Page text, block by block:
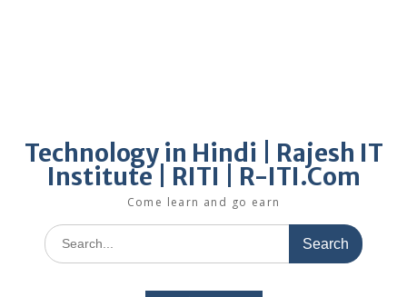
Technology in Hindi | Rajesh IT
Institute | RITI | R-ITI.Com
Come learn and go earn
Search
for: